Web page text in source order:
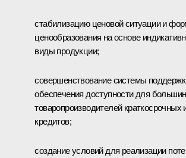
стабилизацию ценовой ситуации и
ценообразования на основе
виды продукции;
совершенствование системы
обеспечения доступности для
товаропроизводителей краткосрочных
кредитов;
создание условий для реализации